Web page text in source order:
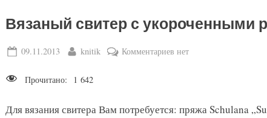
о
в
е
с
описанием
и
Вязаный свитер с укороченными
Posted
09.11.2013 By
knitik Комментариев к
с
нет
Прочитано: 1 642
Для вязания свитера Вам потребуется: пряжа Schulana